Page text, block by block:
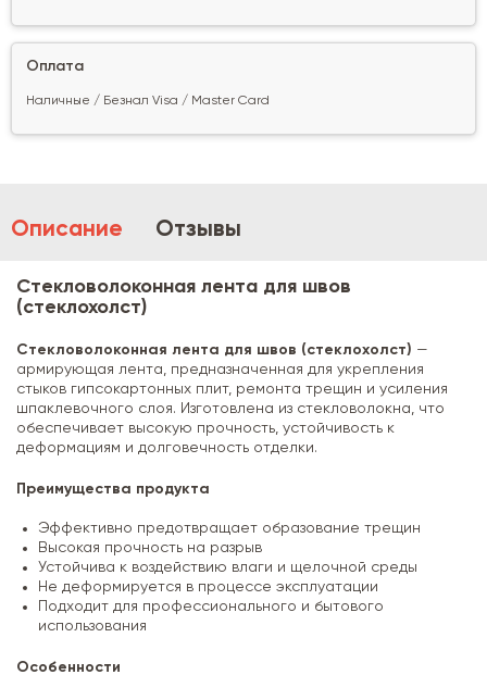
Оплата
Наличные / Безнал Visa / Master Card
Описание Отзывы
Стекловолоконная лента для швов
(стеклохолст)
Стекловолоконная лента для швов (стеклохолст) —
армирующая лента, предназначенная для укрепления
стыков гипсокартонных плит, ремонта трещин и усиления
шпаклевочного слоя. Изготовлена из стекловолокна, что
обеспечивает высокую прочность, устойчивость к
деформациям и долговечность отделки.
Преимущества продукта
Эффективно предотвращает образование трещин
Высокая прочность на разрыв
Устойчива к воздействию влаги и щелочной среды
Не деформируется в процессе эксплуатации
Подходит для профессионального и бытового
использования
Особенности